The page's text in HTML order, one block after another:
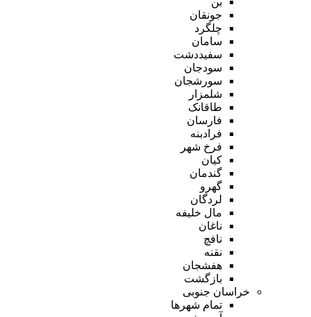
جونقان
چلگرد
سامان
سفیددشت
سودجان
سورشجان
شلمزار
طاقانک
فارسان
فرادبنه
فرخ شهر
کیان
گندمان
گهرو
لردگان
مال خلیفه
ناغان
نافچ
نقنه
هفشجان
بازگشت
خراسان جنوبی
تمام شهر‌ها